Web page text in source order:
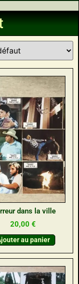
dans la ville
20,00 €
au panier